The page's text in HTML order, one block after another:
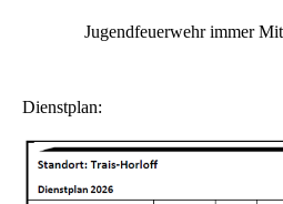
Jugendfeuerwehr immer
Dienstplan: